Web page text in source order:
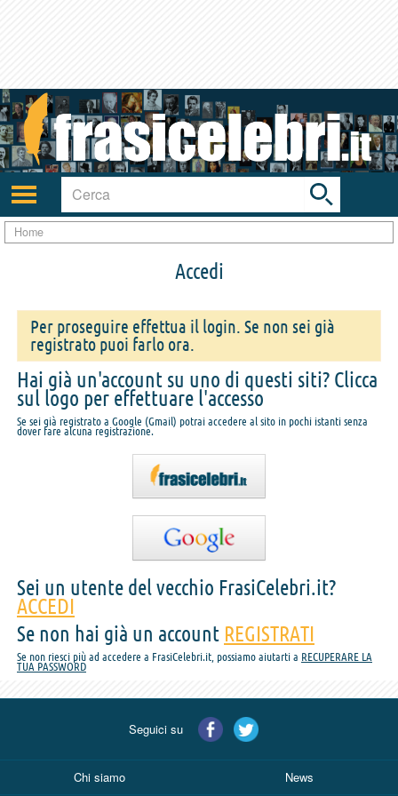
Attiva/disattiva
navigazione
Toggle
search
bar
Home
Accedi
Per proseguire effettua il login. Se non sei già
registrato puoi farlo ora.
Hai già un'account su uno di questi siti? Clicca
sul logo per effettuare l'accesso
Se sei già registrato a Google (Gmail) potrai accedere al sito in pochi istanti senza
dover fare alcuna registrazione.
Sei un utente del vecchio FrasiCelebri.it?
ACCEDI
Se non hai già un account REGISTRATI
Se non riesci più ad accedere a FrasiCelebri.it, possiamo aiutarti a RECUPERARE LA
TUA PASSWORD
Seguici su
Chi siamo News